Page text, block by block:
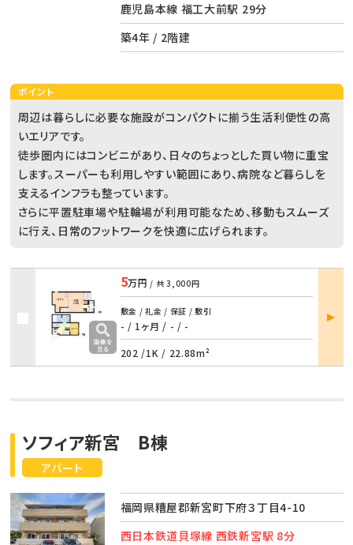
鹿児島本線 福工大前駅 29分
築4年 / 2階建
ポイント
周辺は暮らしに必要な施設がコンパクトに揃う生活利便性の高
いエリアです。
徒歩圏内にはコンビニがあり、日々のちょっとした買い物に重宝
します。スーパーも利用しやすい範囲にあり、病院など暮らしを
支えるインフラも整っています。
さらに平置駐車場や駐輪場が利用可能なため、移動もスムーズ
に行え、日常のフットワークを快適に広げられます。
5万円 / 共3,000円
敷金 / 礼金 / 保証 / 敷引
- / 1ヶ月 / - / -
202 /1K / 22.88m²
部屋
詳細
アパート
ソフィア新宮 B棟
福岡県糟屋郡新宮町下府３丁目4-10
西日本鉄道貝塚線 西鉄新宮駅 8分